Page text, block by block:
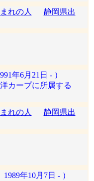
れの人
静岡県出
年6月21日 - ）
カープに所属する
れの人
静岡県出
年10月7日 - ）